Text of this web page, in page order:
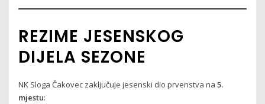
REZIME JESENSKOG
DIJELA SEZONE
NK Sloga Čakovec zaključuje jesenski dio prvenstva na5.
mjestu: